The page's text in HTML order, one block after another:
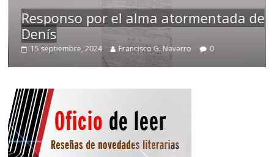
Responso por el alma atormentada de
Denís
15 septiembre, 2024 Francisco G. Navarro 0